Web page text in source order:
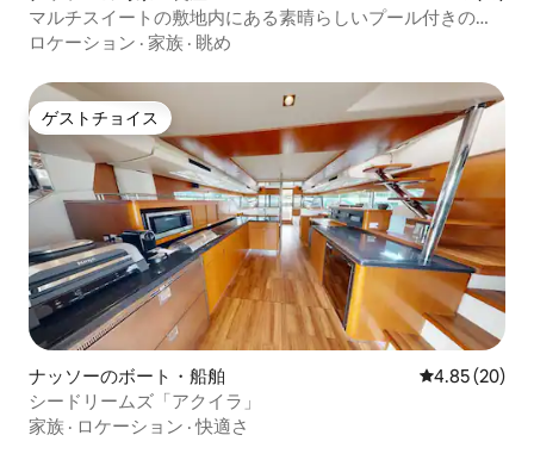
マルチスイートの敷地内にある素晴らしいプール付きの宿
泊施設（定員16名）
ロケーション · 家族 · 眺め
ゲストチョイス
ゲストチョイス
ナッソーのボート・船舶 レビュー20
4.85 (20)
シードリームズ「アクイラ」
家族 · ロケーション ·快適さ